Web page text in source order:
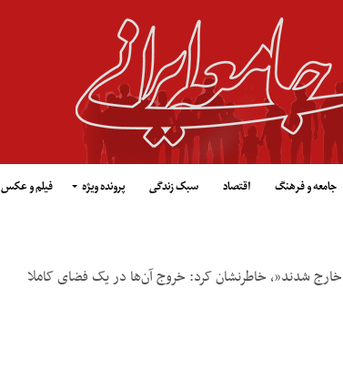
جامعه و فرهنگ اقتصاد سبک زندگی پرونده ویژه فیلم و عکس
وزیر نفت با بیان اینکه “توتال و شرکت چینی به دلیل تحریم از طرح توسعه فاز ۱۱ خارج شدند”، خاطرنشان کرد: خروج آن‌ها در یک فضای کاملا